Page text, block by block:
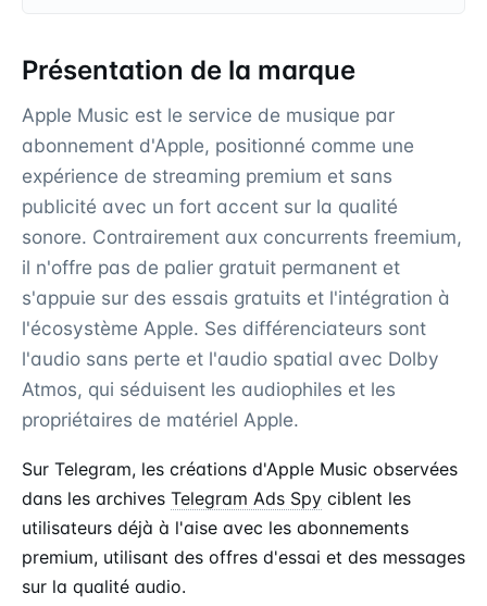
Présentation de la marque
Apple Music est le service de musique par
abonnement d'Apple, positionné comme une
expérience de streaming premium et sans
publicité avec un fort accent sur la qualité
sonore. Contrairement aux concurrents freemium,
il n'offre pas de palier gratuit permanent et
s'appuie sur des essais gratuits et l'intégration à
l'écosystème Apple. Ses différenciateurs sont
l'audio sans perte et l'audio spatial avec Dolby
Atmos, qui séduisent les audiophiles et les
propriétaires de matériel Apple.
Sur Telegram, les créations d'Apple Music observées
dans les archives Telegram Ads Spy ciblent les
utilisateurs déjà à l'aise avec les abonnements
premium, utilisant des offres d'essai et des messages
sur la qualité audio.